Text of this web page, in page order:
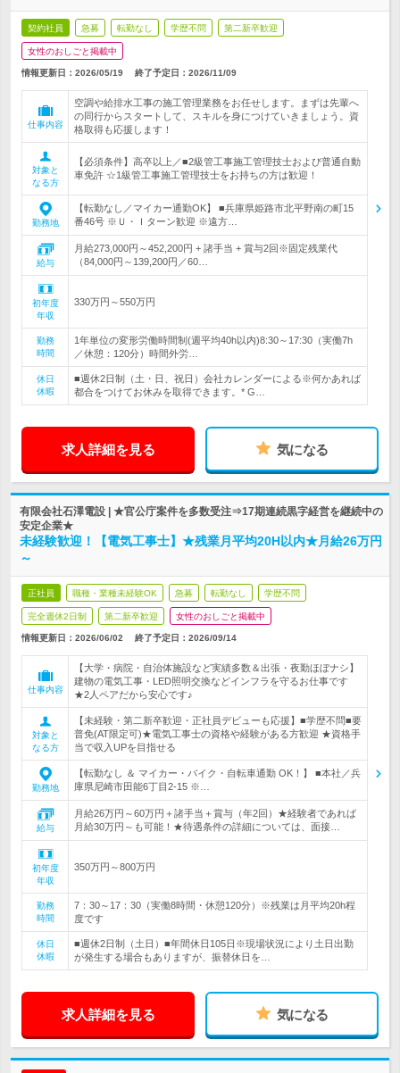
契約社員 急募 転勤なし 学歴不問 第二新卒歓迎
女性のおしごと掲載中
情報更新日：2026/05/19 終了予定日： 2026/11/09
仕事内容
空調や給排水工事の施工管理業務をお任せします。まずは先輩へ
の同行からスタートして、スキルを身につけていきましょう。資
格取得も応援します！
対象と
なる方
【必須条件】高卒以上／■2級管工事施工管理技士および普通自動
車免許 ☆1級管工事施工管理技士をお持ちの方は歓迎！
勤務地
【転勤なし／マイカー通勤OK】 ■兵庫県姫路市北平野南の町15
番46号 ※Ｕ・Ｉターン歓迎 ※遠方…
給与
月給273,000円～452,200円 + 諸手当 + 賞与2回※固定残業代
（84,000円～139,200円／60…
初年度
年収
330万円～550万円
勤務
時間
1年単位の変形労働時間制(週平均40h以内)8:30～17:30（実働7h
／休憩：120分）時間外労…
休日
休暇
■週休2日制（土・日、祝日）会社カレンダーによる※何かあれば
都合をつけてお休みを取得できます。* G…
求人詳細を見る 気になる
有限会社石澤電設 | ★官公庁案件を多数受注⇒17期連続黒字経営を継続中の
安定企業★
未経験歓迎！【電気工事士】★残業月平均20H以内★月給26万円
～
正社員 職種・業種未経験OK 急募 転勤なし 学歴不問
完全週休2日制 第二新卒歓迎 女性のおしごと掲載中
情報更新日：2026/06/02 終了予定日： 2026/09/14
仕事内容
【大学・病院・自治体施設など実績多数＆出張・夜勤ほぼナシ】
建物の電気工事・LED照明交換などインフラを守るお仕事です
★2人ペアだから安心です♪
対象と
なる方
【未経験・第二新卒歓迎・正社員デビューも応援】■学歴不問■要
普免(AT限定可)★電気工事士の資格や経験がある方歓迎 ★資格手
当で収入UPを目指せる
勤務地
【転勤なし ＆ マイカー・バイク・自転車通勤 OK！】 ■本社／兵
庫県尼崎市田能6丁目2-15 ※…
給与
月給26万円～60万円＋諸手当＋賞与（年2回）★経験者であれば
月給30万円～も可能！★待遇条件の詳細については、面接…
初年度
年収
350万円～800万円
勤務
時間
7：30～17：30（実働8時間・休憩120分）※残業は月平均20h程
度です
休日
休暇
■週休2日制（土日）■年間休日105日※現場状況により土日出勤
が発生する場合もありますが、振替休日を…
求人詳細を見る 気になる